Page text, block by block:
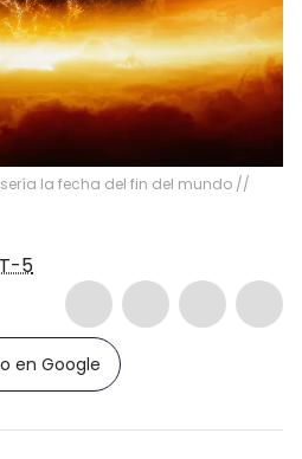
la fecha del fin del mundo //
5
en Google